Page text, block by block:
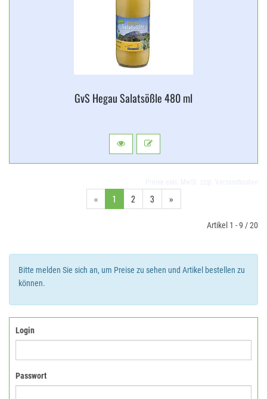
GvS Hegau Salatsößle 480 ml
« 1 2 3 »
Artikel 1 - 9 / 20
Bitte melden Sie sich an, um Preise zu sehen und Artikel bestellen zu
können.
Login
Passwort